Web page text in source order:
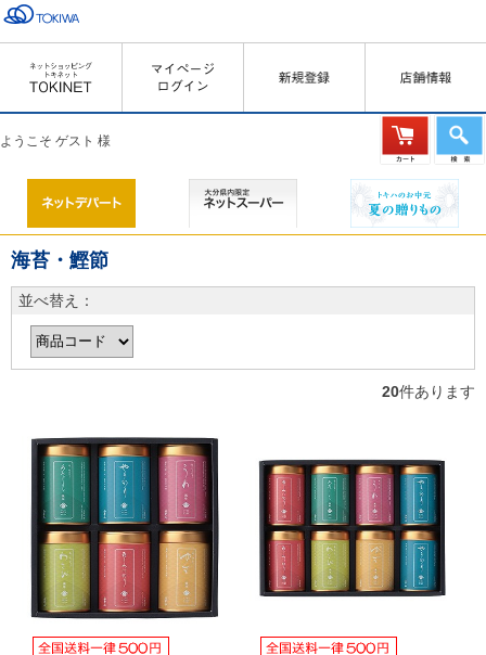
ようこそ ゲスト 様
海苔・鰹節
並べ替え：
20件あります